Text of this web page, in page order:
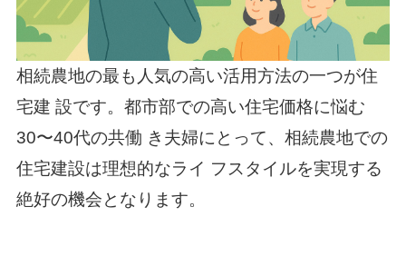
相続農地の最も人気の高い活用方法の一つが住
宅建 設です。都市部での高い住宅価格に悩む
30〜40代の共働 き夫婦にとって、相続農地での
住宅建設は理想的なライ フスタイルを実現する
絶好の機会となります。